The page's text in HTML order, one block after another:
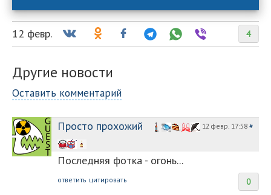
4
12 февр.
Другие новости
Оставить комментарий
Просто прохожий 12 февр. 17:58 #
Последняя фотка - огонь...
0
ответить цитировать